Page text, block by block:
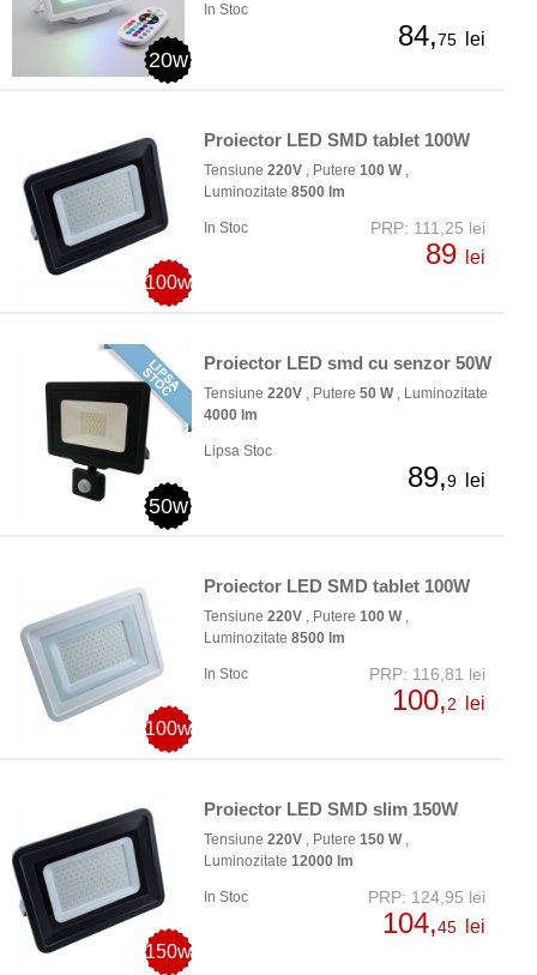
20w
In Stoc
84,75 lei
100w
Proiector LED SMD tablet 100W
Tensiune 220V , Putere 100 W,
Luminozitate 8500 lm
In Stoc PRP: 111,25 lei
89 lei
50w
Proiector LED smd cu senzor 50W
Tensiune 220V , Putere 50 W, Luminozitate
4000 lm
Lipsa Stoc
89,9 lei
100w
Proiector LED SMD tablet 100W
Tensiune 220V , Putere 100 W,
Luminozitate 8500 lm
In Stoc PRP: 116,81 lei
100,2 lei
150w
Proiector LED SMD slim 150W
Tensiune 220V , Putere 150 W,
Luminozitate 12000 lm
In Stoc PRP: 124,95 lei
104,45 lei